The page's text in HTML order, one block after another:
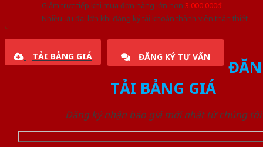
Giảm trực tiếp khi mua đơn hàng lớn hơn 3.000.000đ
Nhiều ưu đãi lớn khi đăng ký tài khoản thành viên thân thiết
TẢI BẢNG GIÁ ĐĂNG KÝ TƯ VẤN
TẢI BẢNG GIÁ
Đăng ký nhận báo giá mới nhất từ chúng tôi